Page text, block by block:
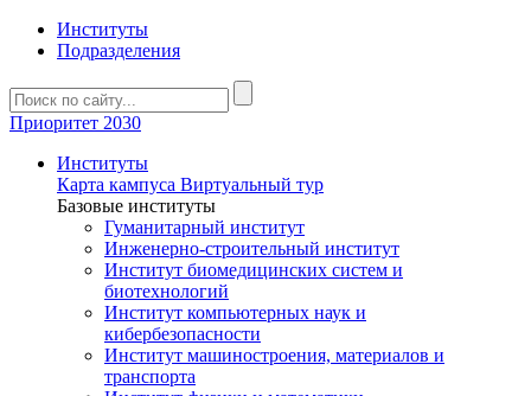
Институты
Подразделения
Приоритет 2030
Институты
Карта кампуса Виртуальный тур
Базовые институты
Гуманитарный институт
Инженерно-строительный институт
Институт биомедицинских систем и
биотехнологий
Институт компьютерных наук и
кибербезопасности
Институт машиностроения, материалов и
транспорта